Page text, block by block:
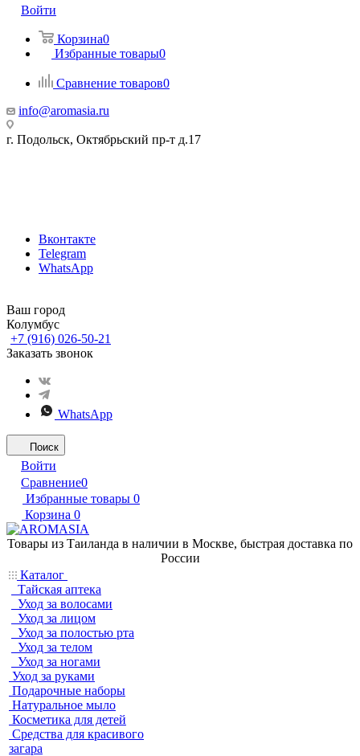
Войти
Корзина0
Избранные товары0
Сравнение товаров0
info@aromasia.ru
г. Подольск, Октябрьский пр-т д.17
Вконтакте
Telegram
WhatsApp
Ваш город
Колумбус
+7 (916) 026-50-21
Заказать звонок
WhatsApp
Поиск
Войти
Сравнение0
Избранные товары 0
Корзина 0
Товары из Таиланда в наличии в Москве, быстрая доставка по
России
Каталог
Тайская аптека
Уход за волосами
Уход за лицом
Уход за полостью рта
Уход за телом
Уход за ногами
Уход за руками
Подарочные наборы
Натуральное мыло
Косметика для детей
Средства для красивого
загара